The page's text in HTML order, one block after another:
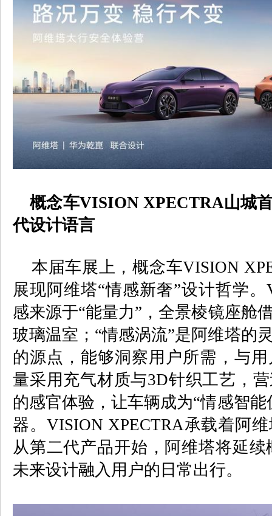
概念车VISION XPECTRA山城
代设计语言
本届车展上，概念车VISION
展现阿维塔“情感新奢”设计哲学。
感来源于“能量力”，全景棱镜座舱
玻璃温室；“情感涡流”是阿维塔的
的源点，能够洞察用户所需，与
量采用充气材质与3D针织工艺，
的感官体验，让车辆成为“情感智
器。 VISION XPECTRA承载着阿
从第二代产品开始，阿维塔将延
未来设计融入用户的日常出行。